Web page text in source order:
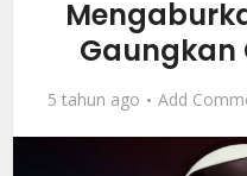
Gaungkan
5 tahun ago Add